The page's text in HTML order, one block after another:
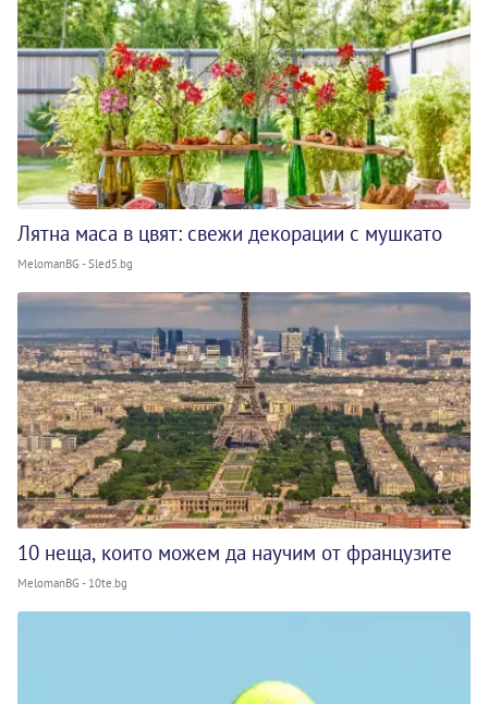
Лятна маса в цвят: свежи декорации с мушкато
MelomanBG - Sled5.bg
10 неща, които можем да научим от французите
MelomanBG - 10te.bg